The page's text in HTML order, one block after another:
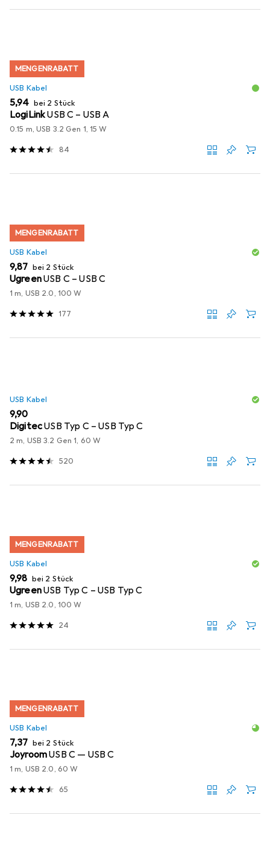
MENGENRABATT
USB Kabel
EUR
5,94 bei 2 Stück
LogiLinkUSB C – USB A
0.15 m, USB 3.2 Gen 1, 15 W
84
MENGENRABATT
USB Kabel
EUR
9,87 bei 2 Stück
UgreenUSB C – USB C
1 m, USB 2.0, 100 W
177
USB Kabel
EUR
9,90
DigitecUSB Typ C – USB Typ C
2 m, USB 3.2 Gen 1, 60 W
520
MENGENRABATT
USB Kabel
EUR
9,98 bei 2 Stück
UgreenUSB Typ C – USB Typ C
1 m, USB 2.0, 100 W
24
MENGENRABATT
USB Kabel
EUR
7,37 bei 2 Stück
JoyroomUSB C — USB C
1 m, USB 2.0, 60 W
65